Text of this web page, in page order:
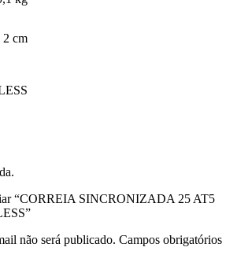
2 cm
“CORREIA SINCRONIZADA 25 AT5
não será publicado. Campos obrigatórios